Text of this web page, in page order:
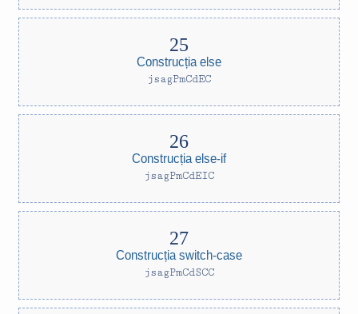
Construcția else
jsagPmCdEC
Construcția else-if
jsagPmCdEIC
Construcția switch-case
jsagPmCdSCC